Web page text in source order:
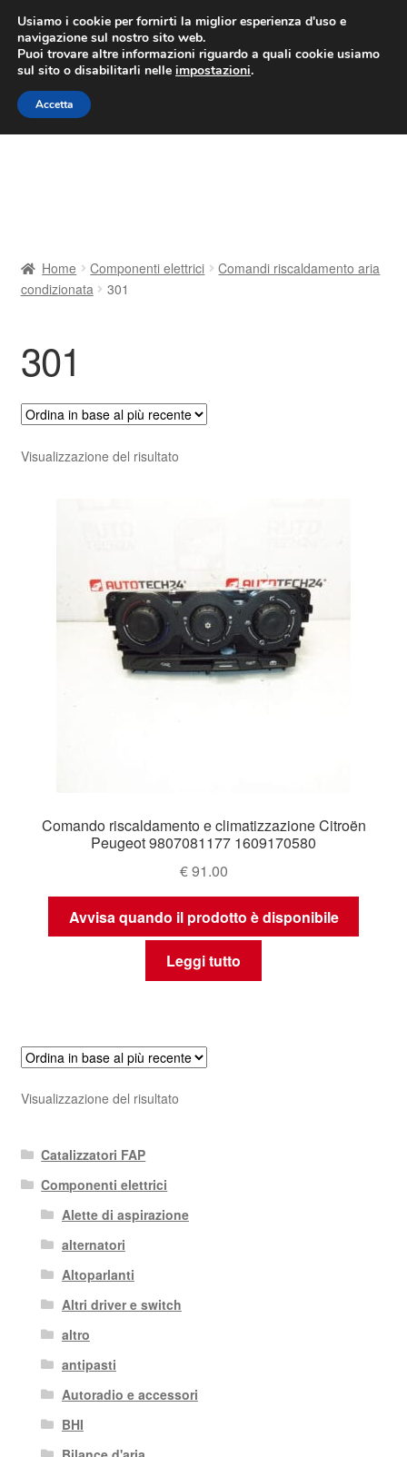
CONSEGNA da 7 EUR
Lun-Ven 9:00 - 16:00/800 580 290
Vai
alla
navigazione
Vai
al
contenuto
Consegna
Registratore di cassa
Spedizione in tutto il mondo
Home Componenti elettrici
Comandi riscaldamento aria
condizionata
301
301
Visualizzazione del risultato
Comando riscaldamento e climatizzazione Citroën
Peugeot 9807081177 1609170580
€91.00
Avvisa quando il prodotto è disponibile
Leggi tutto
Visualizzazione del risultato
Catalizzatori FAP
Componenti elettrici
Alette di aspirazione
alternatori
Altoparlanti
Altri driver e switch
altro
antipasti
Autoradio e accessori
BHI
Usiamo i cookie per fornirti la miglior esperienza d'uso e
navigazione sul nostro sito web.
Puoi trovare altre informazioni riguardo a quali cookie usiamo
sul sito o disabilitarli nelle impostazioni.
Accetta